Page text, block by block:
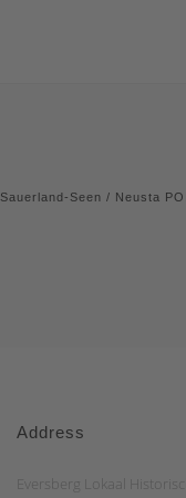
Sauerland-Seen / Neusta
Address
Eversberg Lokaal